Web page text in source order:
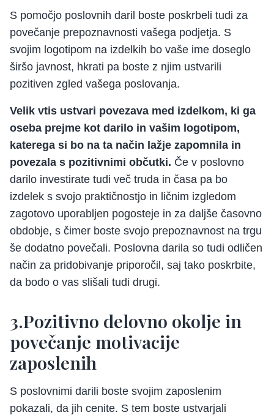
S pomočjo poslovnih daril boste poskrbeli tudi za
povečanje prepoznavnosti vašega podjetja. S
svojim logotipom na izdelkih bo vaše ime doseglo
širšo javnost, hkrati pa boste z njim ustvarili
pozitiven zgled vašega poslovanja.
Velik vtis ustvari povezava med izdelkom, ki ga
oseba prejme kot darilo in vašim logotipom,
katerega si bo na ta način lažje zapomnila in
povezala s pozitivnimi občutki. Če v poslovno
darilo investirate tudi več truda in časa pa bo
izdelek s svojo praktičnostjo in ličnim izgledom
zagotovo uporabljen pogosteje in za daljše časovno
obdobje, s čimer boste svojo prepoznavnost na trgu
še dodatno povečali. Poslovna darila so tudi odličen
način za pridobivanje priporočil, saj tako poskrbite,
da bodo o vas slišali tudi drugi.
3.Pozitivno delovno okolje in
povečanje motivacije
zaposlenih
S poslovnimi darili boste svojim zaposlenim
pokazali, da jih cenite. S tem boste ustvarjali